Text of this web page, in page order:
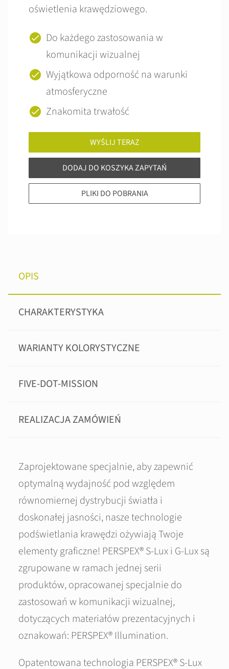
oświetlenia krawędziowego.
Do każdego zastosowania w
komunikacji wizualnej
Wyjątkowa odporność na warunki
atmosferyczne
Znakomita trwałość
WYŚLIJ TERAZ
DODAJ DO KOSZYKA ZAPYTAŃ
PLIKI DO POBRANIA
OPIS
CHARAKTERYSTYKA
WARIANTY KOLORYSTYCZNE
FIVE-DOT-MISSION
REALIZACJA ZAMÓWIEŃ
Zaprojektowane specjalnie, aby zapewnić
optymalną wydajność pod względem
równomiernej dystrybucji światła i
doskonałej jasności, nasze technologie
podświetlania krawędzi ożywiają Twoje
elementy graficzne! PERSPEX® S-Lux i G-Lux są
zgrupowane w ramach jednej serii
produktów, opracowanej specjalnie do
zastosowań w komunikacji wizualnej,
dotyczących materiałów prezentacyjnych i
oznakowań: PERSPEX® Illumination.
Opatentowana technologia PERSPEX® S-Lux